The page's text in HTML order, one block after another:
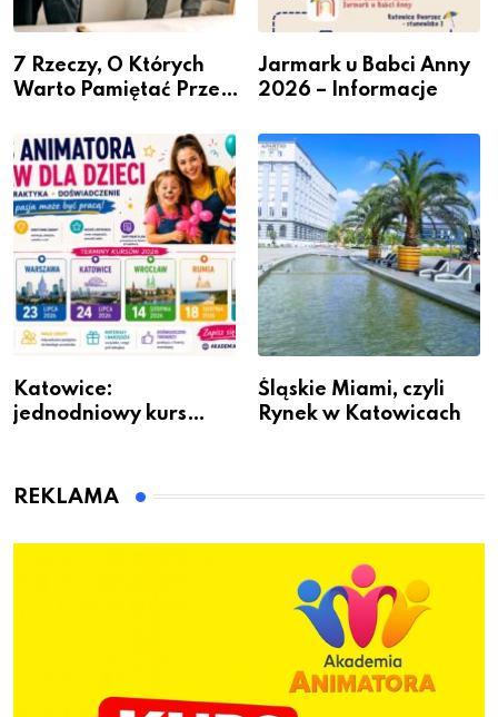
7 Rzeczy, O Których
Warto Pamiętać Przed
Jarmark u Babci Anny
2026 – Informacje
Katowice:
jednodniowy kurs
dzieci
Śląskie Miami, czyli
Rynek w Katowicach
REKLAMA